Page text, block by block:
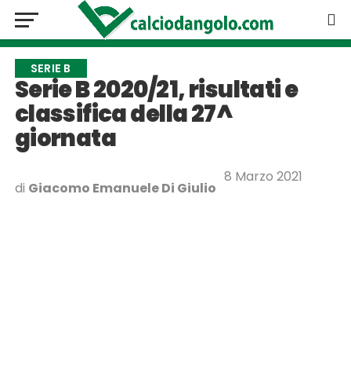
SERIE B
Serie B 2020/21, risultati e
classifica della 27^
giornata
di Giacomo Emanuele Di Giulio
8 Marzo 2021